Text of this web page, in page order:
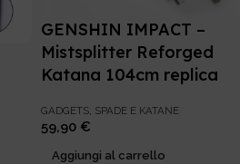
GENSHIN IMPACT –
Mistsplitter Reforged
Katana 104cm replica
GADGETS, SPADE E KATANE
59,90 €
Aggiungi al carrello